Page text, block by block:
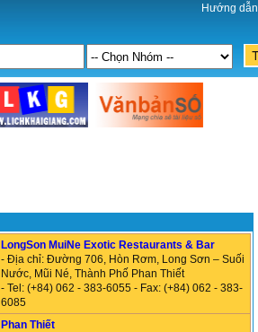
Hướng dẫn
LongSon MuiNe Exotic Restaurants & Bar
- Địa chỉ: Đường 706, Hòn Rơm, Long Sơn – Suối
Nước, Mũi Né, Thành Phố Phan Thiết
- Tel: (+84) 062 - 383-6055 - Fax: (+84) 062 - 383-
6085
Phan Thiết